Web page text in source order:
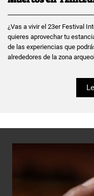
¿Vas a vivir el 23er Festival
quieres aprovechar tu
de las experiencias que
alrededores de la zona